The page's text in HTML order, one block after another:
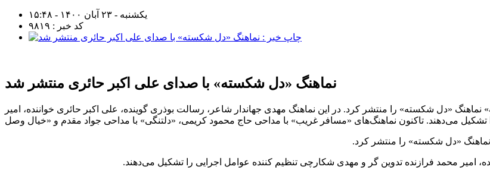
یکشنبه - ۲۳ آبان ۱۴۰۰ - ۱۵:۴۸
کد خبر : ۹۸۱۹
نماهنگ «دل شکسته» با صدای علی اکبر حائری منتشر شد
«دل شکسته» را منتشر کرد. در این نماهنگ مهدی جهاندار شاعر، رسالت بوذری گوینده، علی اکبر حائری خواننده، امیر
«دل شکسته» را منتشر کرد.
امیر محمد فرازنده تدوین گر و مهدی شکارچی تنظیم کننده عوامل اجرایی را تشکیل می‌دهند.